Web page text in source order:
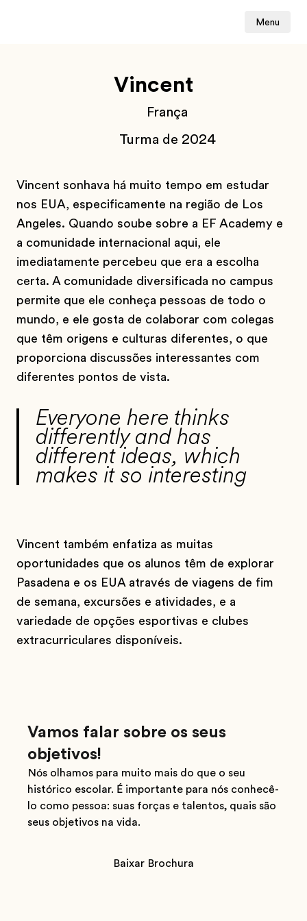
Menu
Vincent
França
Turma de 2024
Vincent sonhava há muito tempo em estudar
nos EUA, especificamente na região de Los
Angeles. Quando soube sobre a EF Academy e
a comunidade internacional aqui, ele
imediatamente percebeu que era a escolha
certa. A comunidade diversificada no campus
permite que ele conheça pessoas de todo o
mundo, e ele gosta de colaborar com colegas
que têm origens e culturas diferentes, o que
proporciona discussões interessantes com
diferentes pontos de vista.
Everyone here thinks
differently and has
different ideas, which
makes it so interesting
Vincent também enfatiza as muitas
oportunidades que os alunos têm de explorar
Pasadena e os EUA através de viagens de fim
de semana, excursões e atividades, e a
variedade de opções esportivas e clubes
extracurriculares disponíveis.
Vamos falar sobre os seus
objetivos!
Nós olhamos para muito mais do que o seu
histórico escolar. É importante para nós conhecê-
lo como pessoa: suas forças e talentos, quais são
seus objetivos na vida.
Baixar Brochura